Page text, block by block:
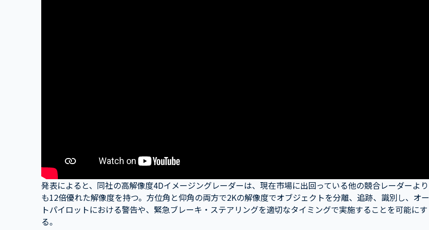
発表によると、同社の高解像度4Dイメージングレーダーは、現在市場に出回っている他の競合レーダーより
も12倍優れた解像度を持つ。方位角と仰角の両方で2Kの解像度でオブジェクトを分離、追跡、識別し、オー
トパイロットにおける警告や、緊急ブレーキ・ステアリングを適切なタイミングで実施することを可能にす
る。